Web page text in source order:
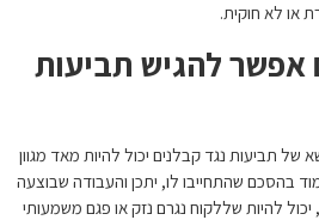
חוקית.
להגיש תביעות
נגד קבלנים יכול להיות מאד מגוון
שהתחייבו לו, יתכן והעבודה שבוצעה
שללקוח נגרם נזק או פגם משמעותי